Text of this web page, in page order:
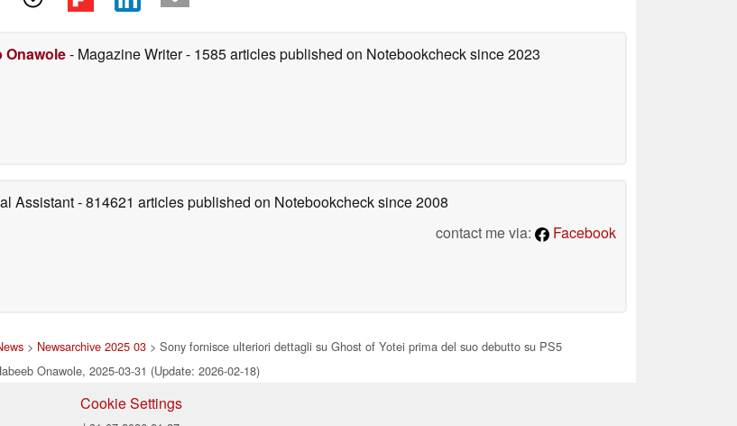
Onawole- Magazine Writer- 1585 articles published on Notebookchecksince 2023
Assistant- 814621 articles published on Notebookchecksince 2008
contact me via:
Facebook
> Newsarchive 2025 03 > Sony fornisce ulteriori dettagli su Ghost of Yotei prima del suo debutto su PS5
Onawole, 2025-03-31 (Update: 2026-02-18)
Cookie Settings